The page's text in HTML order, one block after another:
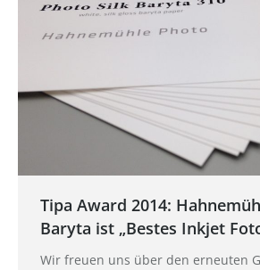
Tipa Award 2014:
Baryta ist „Bestes Inkjet
Wir freuen uns über den erneuten